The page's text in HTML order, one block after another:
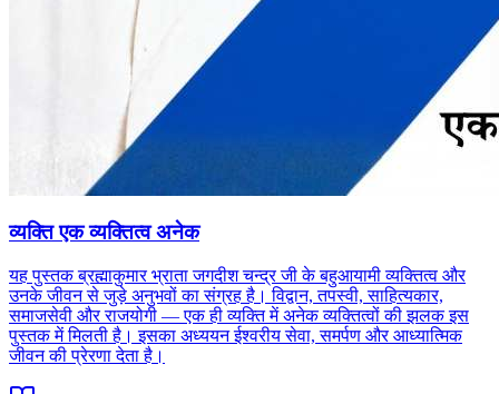
व्यक्ति एक व्यक्तित्व अनेक
यह पुस्तक ब्रह्माकुमार भ्राता जगदीश चन्द्र जी के बहुआयामी व्यक्तित्व और
उनके जीवन से जुड़े अनुभवों का संग्रह है। विद्वान, तपस्वी, साहित्यकार,
समाजसेवी और राजयोगी — एक ही व्यक्ति में अनेक व्यक्तित्वों की झलक इस
पुस्तक में मिलती है। इसका अध्ययन ईश्वरीय सेवा, समर्पण और आध्यात्मिक
जीवन की प्रेरणा देता है।